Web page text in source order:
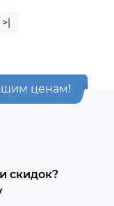
>|
ценам!
скидок?